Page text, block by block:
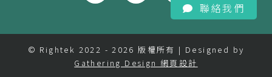
聯絡我們
© Rightek 2022 - 2026 版權所有 | Designed by
Gathering Design 網頁設計